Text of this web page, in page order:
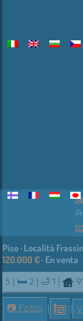
Piso · Località
120.000 €· En venta
5 | 🛏 2 | 🛁 1 |
📷 Fotos | |